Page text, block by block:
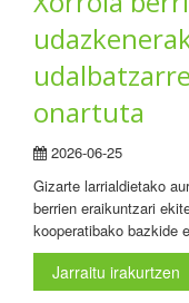
onartuta
2026-06-25
Gizarte larrialdietako
berrien eraikuntzari
kooperatibako bazkide
Jarraitu irakurtzen